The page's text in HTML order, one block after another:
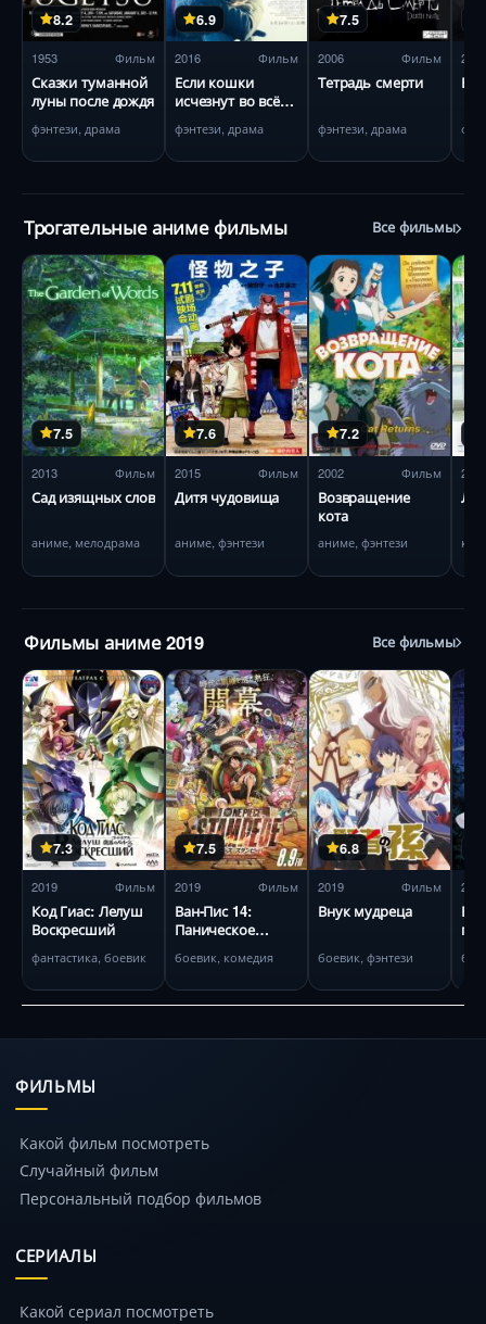
8.2
1953 Фильм
Сказки туманной
луны после дождя
фэнтези, драма
6.9
2016 Фильм
Если кошки
исчезнут во всём
фэнтези, драма
7.5
2006 Фильм
Тетрадь смерти
фэнтези, драма
2016
Трогательные аниме фильмы Все фильмы
7.5
2013 Фильм
Сад изящных слов
аниме, мелодрама
7.6
2015 Фильм
Дитя чудовища
аниме, фэнтези
7.2
2002 Фильм
Возвращение
кота
аниме, фэнтези
2018
Фильмы аниме 2019 Все фильмы
7.3
2019 Фильм
Код Гиас: Лелуш
Воскресший
фантастика, боевик
7.5
2019 Фильм
Ван-Пис 14:
Паническое
боевик, комедия
6.8
2019 Фильм
Внук мудреца
боевик, фэнтези
2019
В
ФИЛЬМЫ
Какой фильм посмотреть
Случайный фильм
Персональный подбор фильмов
СЕРИАЛЫ
Какой сериал посмотреть